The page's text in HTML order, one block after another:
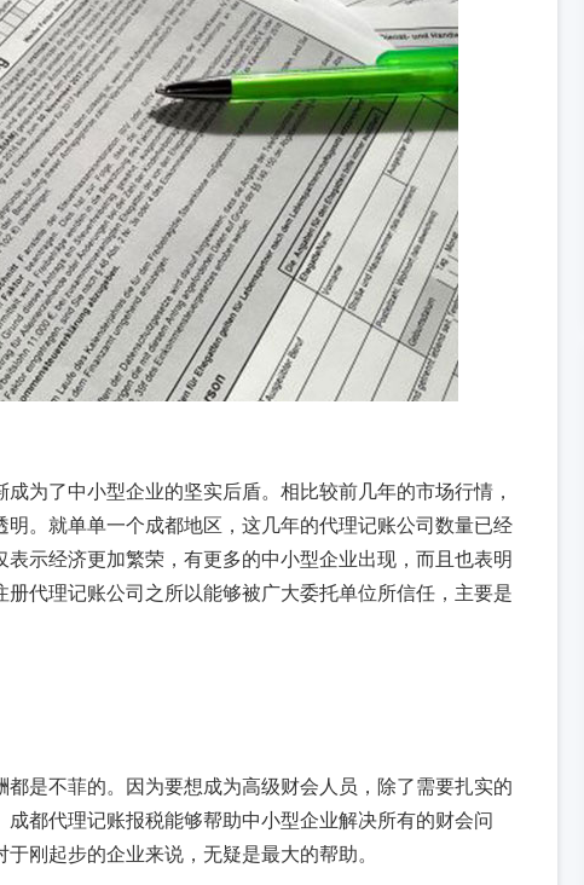
为了中小型企业的坚实后盾。相比较前几年的市场行情，
。就单单一个成都地区，这几年的代理记账公司数量已经
示经济更加繁荣，有更多的中小型企业出现，而且也表明
代理记账公司之所以能够被广大委托单位所信任，主要是
是不菲的。因为要想成为高级财会人员，除了需要扎实的
都代理记账报税能够帮助中小型企业解决所有的财会问
刚起步的企业来说，无疑是最大的帮助。